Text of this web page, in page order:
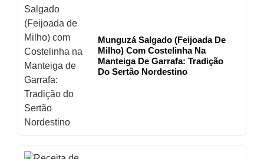
Munguzá Salgado (Feijoada De
Milho) Com Costelinha Na
Manteiga De Garrafa: Tradição
Do Sertão Nordestino